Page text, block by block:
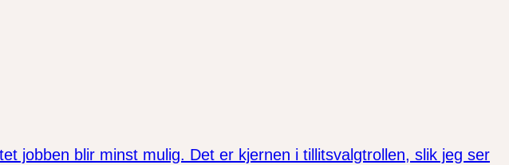
jobben blir minst mulig. Det er kjernen i tillitsvalgtrollen, slik jeg ser